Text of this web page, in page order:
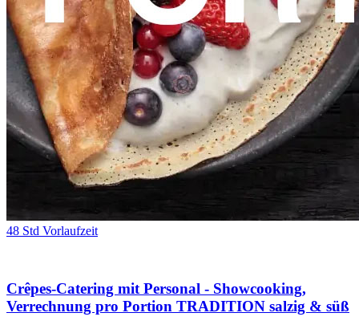
48 Std Vorlaufzeit
Crêpes-Catering mit Personal - Showcooking,
Verrechnung pro Portion TRADITION salzig & süß